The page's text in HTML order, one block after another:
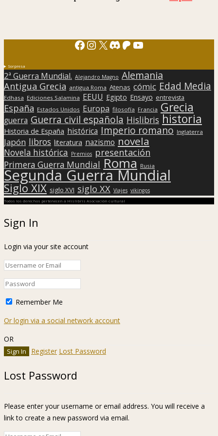
Facebook
Instagram
X Discord
Patreon
YouTube
Sorpresa
2ª Guerra Mundial. Alejandro Magno Alemania
Antigua Grecia antigua Roma Atenas cómic Edad Media
Edhasa Ediciones Salamina EEUU Egipto Ensayo entrevista
España Estados Unidos Europa filosofía Francia Grecia
guerra Guerra civil española Hislibris historia
Historia de España histórica Imperio romano Inglaterra
Japón libros literatura nazismo novela
Novela histórica Premios presentación
Primera Guerra Mundial Roma Rusia
Segunda Guerra Mundial
Siglo XIX siglo XVI siglo XX Viajes vikingos
Todos los derechos pertenecen a Hislibris Asociación cultural
Sign In
Login via your site account
Remember Me
Or login via a social network account
OR
Register Lost Password
Lost Password
Please enter your username or email address. You will receive a
link to create a new password via email.